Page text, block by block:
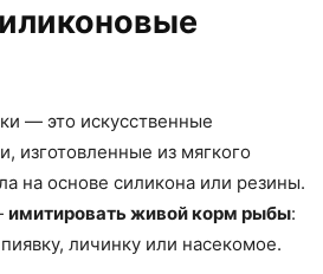
— это искусственные
изготовленные из мягкого
на основе силикона или резины.
имитировать живой корм рыбы:
личинку или насекомое.